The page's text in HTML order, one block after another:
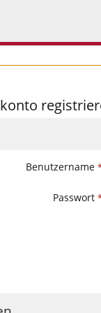
Benutzername
Passwort